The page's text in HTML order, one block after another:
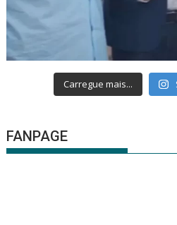
Carregue mais...
FANPAGE